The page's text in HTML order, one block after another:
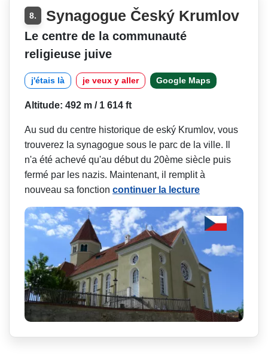
8. Synagogue Český Krumlov
Le centre de la communauté
religieuse juive
j'étais là je veux y aller Google Maps
Altitude: 492 m / 1 614 ft
Au sud du centre historique de eský Krumlov, vous
trouverez la synagogue sous le parc de la ville. Il
n'a été achevé qu'au début du 20ème siècle puis
fermé par les nazis. Maintenant, il remplit à
nouveau sa fonction continuer la lecture